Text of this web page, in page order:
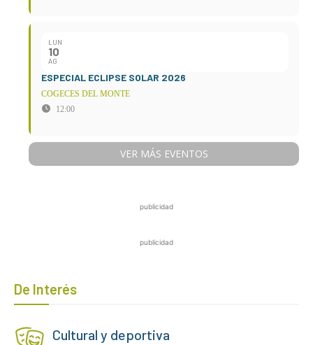
LUN
10
AG
ESPECIAL ECLIPSE SOLAR 2026
COGECES DEL MONTE
12:00
VER MÁS EVENTOS
publicidad
publicidad
De Interés
Cultural y deportiva